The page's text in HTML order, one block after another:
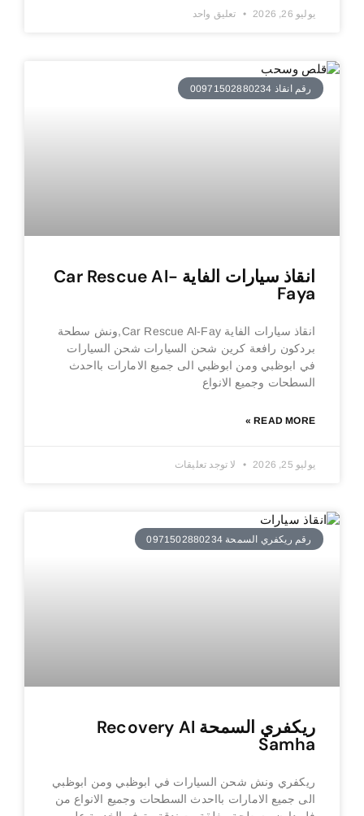
يوليو 26, 2026 تعليق واحد
رقم انقاذ 00971502880234
انقاذ سيارات الفاية Car Rescue Al-
Faya
انقاذ سيارات الفاية Car Rescue Al-Fay,ونش سطحة
بردكون رافعة كرين شحن السيارات شحن السيارات
في ابوظبي ومن ابوظبي الى جميع الامارات بااحدث
السطحات وجميع الانواع
READ MORE »
يوليو 25, 2026 لا توجد تعليقات
رقم ريكفري السمحة 0971502880234
ريكفري السمحة Recovery Al
Samha
ريكفري ونش شحن السيارات في ابوظبي ومن ابوظبي
الى جميع الامارات بااحدث السطحات وجميع الانواع من